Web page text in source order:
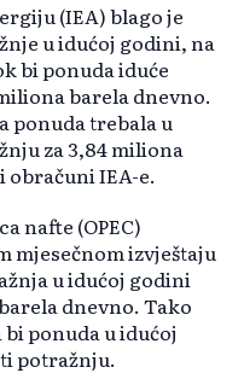
(IEA) blago je
u idućoj godini, na
bi ponuda iduće
barela dnevno.
ponuda trebala u
za 3,84 miliona
IEA-e.
nafte (OPEC)
mjesečnom izvještaju
u idućoj godini
dnevno. Tako
bi ponuda u idućoj
potražnju.